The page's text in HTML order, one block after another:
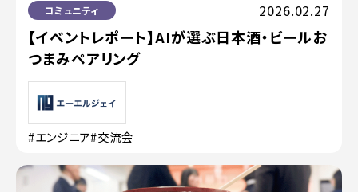
コミュニティ 2026.02.27
【イベントレポート】AIが選ぶ日本酒・ビールお
つまみペアリング
#エンジニア#交流会